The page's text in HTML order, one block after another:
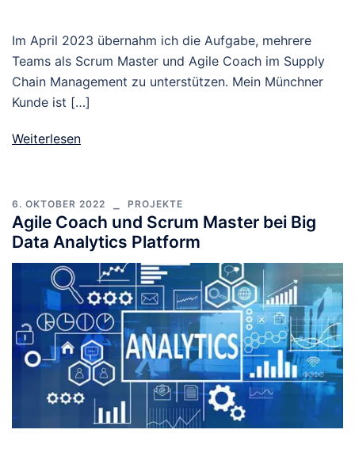
Im April 2023 übernahm ich die Aufgabe, mehrere
Teams als Scrum Master und Agile Coach im Supply
Chain Management zu unterstützen. Mein Münchner
Kunde ist […]
Weiterlesen
6. OKTOBER 2022 PROJEKTE
Agile Coach und Scrum Master bei Big
Data Analytics Platform